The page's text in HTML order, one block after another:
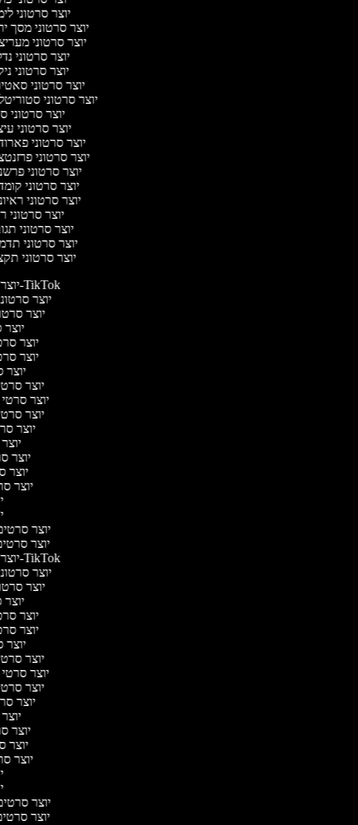
יוצר סרטוני
יוצר סרטוני מסך
יוצר סרטוני
יוצר סרטוני
יוצר סרטוני
יוצר סרטוני
יוצר סרטוני
יוצר סרטוני
יוצר סרטוני
יוצר סרטוני
יוצר סרטוני
יוצר סרטוני
יוצר סרטוני
יוצר סרטוני
יוצר סרטוני
יוצר סרטוני
יוצר סרטוני
יוצר סרטוני
יוצר סרטונים ל-TikTok
יוצר
יוצר
יוצר
יוצר
יוצר
יוצר
יוצר
יוצר סרטי
יוצר
יוצר
יוצר
יוצר
יוצר
יוצר
יוצר
יוצר סרטונים ל-TikTok
יוצר
יוצר
יוצר
יוצר
יוצר
יוצר
יוצר
יוצר סרטי
יוצר
יוצר
יוצר
יוצר
יוצר
יוצר
יוצר